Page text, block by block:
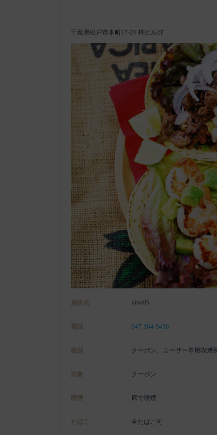
千葉県松戸市本町17-26 梓ビル2F
施設名 kissdB
電話 047-364-9430
種別 クーポン、ユーザー専用喫煙
対象 クーポン
喫煙 席で喫煙
たばこ 全たばこ可